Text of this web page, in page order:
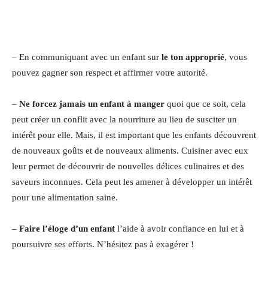
– En communiquant avec un enfant sur le ton approprié, vous
pouvez gagner son respect et affirmer votre autorité.
– Ne forcez jamais un enfant à manger quoi que ce soit, cela
peut créer un conflit avec la nourriture au lieu de susciter un
intérêt pour elle. Mais, il est important que les enfants découvrent
de nouveaux goûts et de nouveaux aliments. Cuisiner avec eux
leur permet de découvrir de nouvelles délices culinaires et des
saveurs inconnues. Cela peut les amener à développer un intérêt
pour une alimentation saine.
– Faire l’éloge d’un enfant l’aide à avoir confiance en lui et à
poursuivre ses efforts. N’hésitez pas à exagérer !